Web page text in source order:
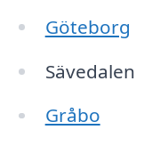
Göteborg
Sävedalen
Gråbo